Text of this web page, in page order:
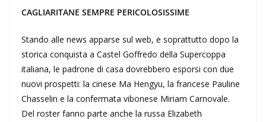
CAGLIARITANE SEMPRE PERICOLOSISSIME
Stando alle news apparse sul web, e soprattutto dopo la
storica conquista a Castel Goffredo della Supercoppa
italiana, le padrone di casa dovrebbero esporsi con due
nuovi prospetti: la cinese Ma Hengyu, la francese Pauline
Chasselin e la confermata vibonese Miriam Carnovale.
Del roster fanno parte anche la russa Elizabeth